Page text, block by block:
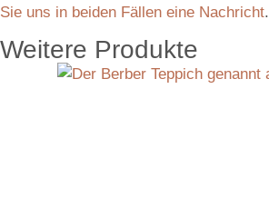
Sie uns in beiden Fällen eine Nachricht.
Weitere Produkte